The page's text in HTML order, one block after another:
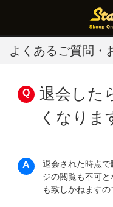
よくあるご質問・
退会した
くなりま
退会された時点
ジの閲覧も不可
も致しかねますの